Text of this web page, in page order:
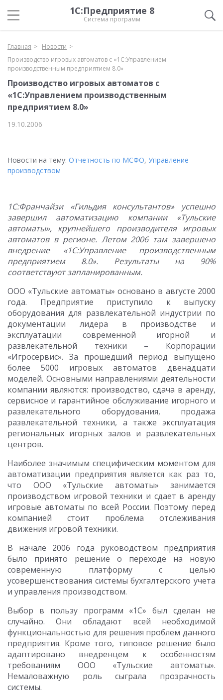
1С:Предприятие 8
Система программ
Главная
Новости
Производство игровых автоматов с «1С:Управлением
производственным предприятием 8.0»
Производство игровых автоматов с
«1С:Управлением производственным
предприятием 8.0»
19.10.2006
Новости на тему: Отчетность по МСФО, Управление
производством
1С:Франчайзи «Гильдия консультантов» успешно
завершил автоматизацию компании «Тульские
автоматы», крупнейшего производителя игровых
автоматов в регионе. Летом 2006 там завершено
внедрение «1С:Управление производственным
предприятием 8.0». Результаты на 90%
соответствуют запланированным.
ООО «Тульские автоматы» основано в августе 2000
года. Предприятие приступило к выпуску
оборудования для развлекательной индустрии по
документации лидера в производстве и
эксплуатации современной игорной и
развлекательной техники – Корпорации
«Игросервис». За прошедший период выпущено
более 5000 игровых автоматов двенадцати
моделей. Основными направлениями деятельности
компании являются: производство, сдача в аренду,
сервисное и гарантийное обслуживание игорного и
развлекательного оборудования, продажа
развлекательной техники, а также эксплуатация
региональных игорных залов и развлекательных
центров.
Наиболее значимым специфическим моментом для
автоматизации предприятия является как раз то,
что ООО «Тульские автоматы» занимается
производством игровой техники и сдает в аренду
игровые автоматы по всей России. Поэтому перед
компанией стоит проблема отслеживания
движения игровой техники.
В начале 2006 года руководством предприятия
было принято решение о переходе на новую
современную платформу с целью
усовершенствования системы бухгалтерского учета
и управления производством.
Выбор в пользу программ «1С» был сделан не
случайно. Они обладают всей необходимой
функциональностью для решения проблем данного
предприятия. Кроме того, типовое решение было
адаптировано внедренцем к особенностям
требованиям ООО «Тульские автоматы».
Немаловажную роль сыграла прозрачность
системы.